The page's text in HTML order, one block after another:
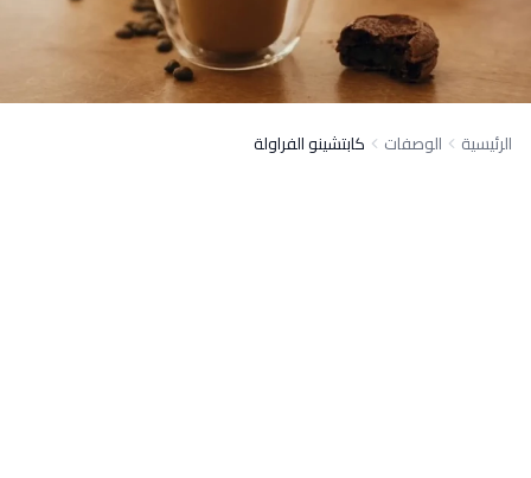
الرئيسية الوصفات كابتشينو الفراولة